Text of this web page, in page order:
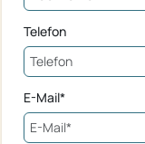
Telefon
E-Mail*